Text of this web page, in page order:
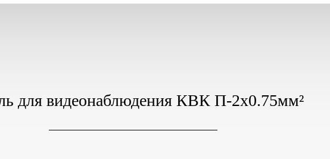
для видеонаблюдения КВК П-2x0.75мм²